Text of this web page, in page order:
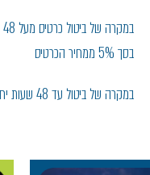
בסך 5% ממחיר הכרטיס
במקרה של ביטול עד 48 שעות יחויב בעל הכרטיס בחיוב מלא